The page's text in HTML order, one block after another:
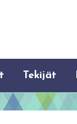
Tekijät